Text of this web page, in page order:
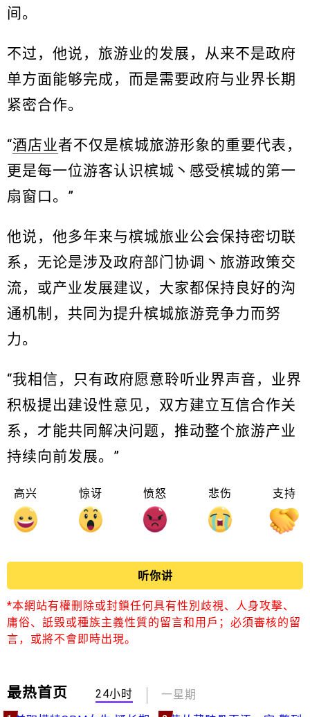
间。
不过，他说，旅游业的发展，从来不是政府
单方面能够完成，而是需要政府与业界长期
紧密合作。
“酒店业者不仅是槟城旅游形象的重要代表，
更是每一位游客认识槟城丶感受槟城的第一
扇窗口。”
他说，他多年来与槟城旅业公会保持密切联
系，无论是涉及政府部门协调丶旅游政策交
流，或产业发展建议，大家都保持良好的沟
通机制，共同为提升槟城旅游竞争力而努
力。
“我相信，只有政府愿意聆听业界声音，业界
积极提出建设性意见，双方建立互信合作关
系，才能共同解决问题，推动整个旅游产业
持续向前发展。”
高兴 惊讶 愤怒 悲伤 支持
听你讲
*本網站有權刪除或封鎖任何具有性別歧視、人身攻擊、
庸俗、詆毀或種族主義性質的留言和用戶；必須審核的留
言，或將不會即時出現。
最热首页 24小时 一星期